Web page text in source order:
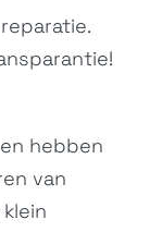
hebben
van